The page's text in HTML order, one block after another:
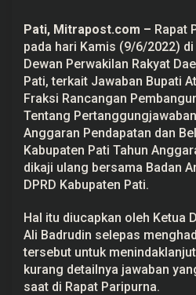
K
n
e
j
a
u
p
t
i
P
a
i
e
r
a
i
Pati, Mitrapost.com – Rapat
pada hari Kamis (9/6/2022)
Dewan Perwakilan Rakyat
Pati, terkait Jawaban Bupati
Fraksi Rancangan
Tentang
Anggaran Pendapatan dan
Kabupaten Pati Tahun
dikaji ulang bersama Badan
DPRD Kabupaten Pati.
Hal itu diucapkan oleh Ketua
Ali Badrudin selepas
tersebut untuk
kurang detailnya jawaban
saat di Rapat Paripurna.